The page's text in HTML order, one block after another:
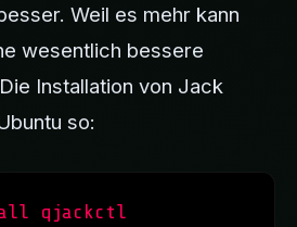
Weil es mehr kann
wesentlich bessere
Installation von Jack
so:
qjackctl